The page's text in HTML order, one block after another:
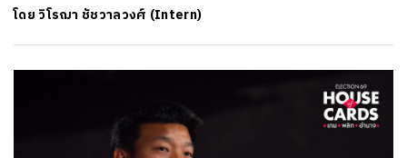
โดยวิโรฌา ชัชวาลวงศ์ (Intern)